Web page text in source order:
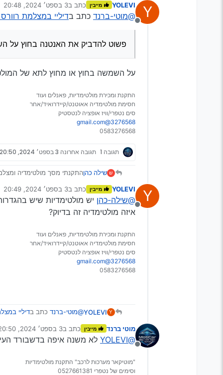
הוויז מזהה את המיקום
ולגבי המצלמה איזה מערכת
Y
מנותק
YOLEVI מייבין כתב ב3 בספט׳ 2024, 20:48
נערך לאחרונה על ידי
@מוטי-ברנד כתב בדיליי במצלמת
פשוט להדביק את האנטנה בחוץ על
על השמשה בחוץ או מחוץ לתא של
התקנת ומכירת מולטימדיות, פאנלים ועוד
חסימת מולטימדיה אאוטנט/קיידרואיד/אחר
סים נטפרי/וויז אופציה לנטסטיק
3276568@gmail.com
0583276568
תגובה 1 תגובה אחרונה 3 בספט׳ 2024, 20:50
ש שילה כהן
כשאני ברוורס המצלמה
הוויז מזהה את המיקום
בנתיבים אחרים במחלף
Y
מנותק
YOLEVI מייבין כתב ב3 בספט׳ 2024, 20:49
נערך לאחרונה על ידי
@שילה-כהן יש מולטימדיות שיש
איזה מולטימדיה זה בדיוק?
התקנת ומכירת מולטימדיות, פאנלים ועוד
חסימת מולטימדיה אאוטנט/קיידרואיד/אחר
סים נטפרי/וויז אופציה לנטסטיק
3276568@gmail.com
0583276568
Y
YOLEVI@מוטי-ברנד כתב בדיליי
פשוט להדביק את האנטנה
על השמשה בחוץ או מחוץ
מנותק
מוטי ברנד מייבין כתב ב3 בספט׳ 2024, 20:50
נערך לאחרונה על ידי
@YOLEVI לא משנה איפה בדשבורד
"מוטיקאר מערכות לרכב" התקנת מולטימדיות
וסימים של נטפרי 0527661381